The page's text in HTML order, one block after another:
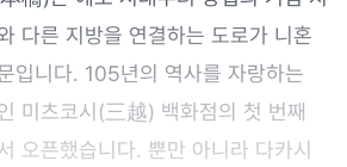
다른 지방을 연결하는 도로가 니혼
입니다. 105년의 역사를 자랑하는
미츠코시(三越) 백화점의 첫 번째
오픈했습니다. 뿐만 아니라 다카시